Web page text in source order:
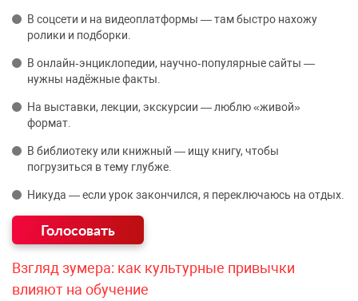
В соцсети и на видеоплатформы — там быстро нахожу
ролики и подборки.
В онлайн‑энциклопедии, научно‑популярные сайты —
нужны надёжные факты.
На выставки, лекции, экскурсии — люблю «живой»
формат.
В библиотеку или книжный — ищу книгу, чтобы
погрузиться в тему глубже.
Никуда — если урок закончился, я переключаюсь на отдых.
Взгляд зумера: как культурные привычки
влияют на обучение